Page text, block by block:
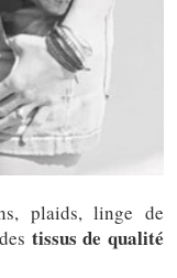
plaids, linge de
tissus de qualité